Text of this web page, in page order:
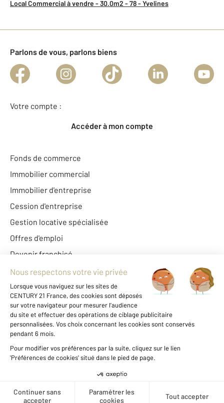
Local Commercial à vendre - 30.0m2 - 78 - Yvelines
Parlons de vous, parlons biens
Votre compte :
Accéder à mon compte
Fonds de commerce
Immobilier commercial
Immobilier d'entreprise
Cession d'entreprise
Gestion locative spécialisée
Offres d'emploi
Devenir franchisé
Century 21 France
Fine Homes & Estates
À propos de CENTURY 21
International
Nous contacter
Mentions légales & CGU
Gestionnaire des cookies